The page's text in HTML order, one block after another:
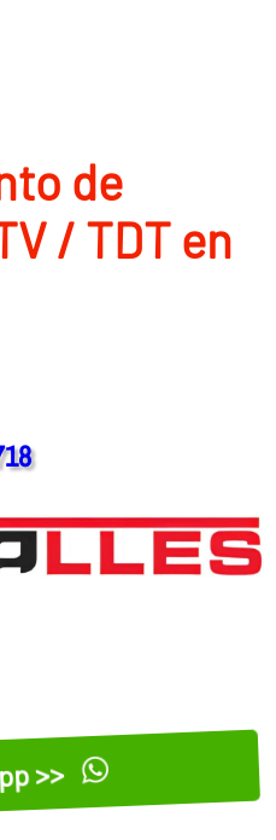
de
/ TDT en
>>